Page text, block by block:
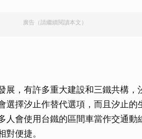
廣告（請繼續閱讀本文）
展，有許多重大建設和三鐵共構，
選擇汐止作替代選項，而且汐止的
人會使用台鐵的區間車當作交通動
對便捷。